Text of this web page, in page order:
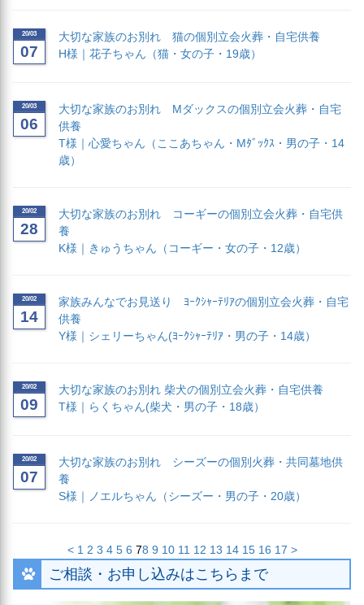
20/03
07
大切な家族のお別れ 猫の個別立会火葬・自宅供養
H様｜花子ちゃん（猫・女の子・19歳）
20/03
06
大切な家族のお別れ Mダックスの個別立会火葬・自宅
供養
T様｜心愛ちゃん（ここあちゃん・Mﾀﾞｯｸｽ・男の子・14
歳）
20/02
28
大切な家族のお別れ コーギーの個別立会火葬・自宅供
養
K様｜きゅうちゃん（コーギー・女の子・12歳）
20/02
14
家族みんなでお見送り ﾖｰｸｼｬｰﾃﾘｱの個別立会火葬・自宅
供養
Y様｜シェリーちゃん(ﾖｰｸｼｬｰﾃﾘｱ・男の子・14歳）
20/02
09
大切な家族のお別れ 柴犬の個別立会火葬・自宅供養
T様｜らくちゃん(柴犬・男の子・18歳）
20/02
07
大切な家族のお別れ シーズーの個別火葬・共同墓地供
養
S様｜ノエルちゃん（シーズー・男の子・20歳）
< 1 2 3 4 5 6 78 9 10 11 12 13 14 15 16 17 >
ご相談・お申し込みはこちらまで